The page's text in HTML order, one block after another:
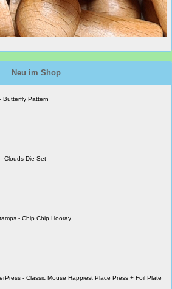
Neu im Shop
Butterfly Pattern
Clouds Die Set
- Chip Chip Hooray
- Classic Mouse Happiest Place Press + Foil Plate